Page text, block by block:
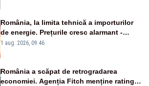
România, la limita tehnică a importurilor
de energie. Prețurile cresc alarmant -
Analiză Realitatea Plus
1 aug. 2026, 09:46
România a scăpat de retrogradarea
economiei. Agenția Fitch menține ratingul